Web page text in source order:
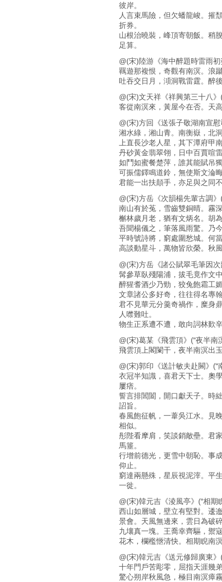
彼岸。
人言束馬險，但欠蟠龍峻。摧
折券。
山根治曉裝，峰頂寄朝飯。稍
足算。
@(宋)陸游《海中醉題時雷雨
羈遊那複恨，奇觀有南溟。浪
吐吞交日月，澒洞戰雷霆。
@(宋)文天祥《祥興第三十八》
客從南溟來，黃屋今在否。天
@(宋)方回《送張子敬湖南宣
湘水綠，湘山青。南衡嶽，北
上直長沙老人星，其下潭府甲
丹砂黃金翡翠翎，日中百賈喧
如鬥如蜜餐楚萍，誰其能賦吊
可振儒鐸鳴道鈴，無使斯文淪
君能一出扶顛手，亦足與之同
@(宋)方岳《次韻楊先輩古調》
南山有於菟，雪齒雙銅晴。霧
槲林歲月老，猶有文炳名。胡
吾聞楊儀之，筆落風雨驚。乃
平時號詩將，窮處圍愁城。何
高談動星斗，萬物皆欣榮。秋
@(宋)方岳《諸公賦翠毛筆因
髯參草臥殘陽浦，拔毛竟作文
醉猩耆酒少乃勁，狡兔飽霜工
文章諸公多好奇，往往得名專
君不見華元分羹奇禍作，糜身
人噤難吐。
物生正系遭不遭，敢向詞林歎
@(宋)葛某《飛雲頂》(“夜半南
飛雲頂上閣闌干，夜半南溟出
@(宋)郭印《送計敏夫赴闕》(“
衣冠半知識，喜君天下士。奧
屢痞。
誓言排閶闔，開口獻天子。時
詔旨。
春風飽征帆，一葦吳江水。見
相似。
彤陛看摩肩，笑談銷敵壘。君
馬箠。
行增前德光，更雪中朝恥。事
仰止。
窮達兩懸殊，星辰視泥滓。平
一徙。
@(宋)韓元吉《淩風亭》(“相期
西山如層城，壁立有堅對。逶
景會。天風無邊來，雲日為破
九壤真一塊。王喬幸齊驅，禦
花木，欄檻愜清快。相期睨
@(宋)韓元吉《送元修歸廣東》
十年門戶苦彫零，屈指天涯幾
驚心朔岸秋風急，極目南溟瘴